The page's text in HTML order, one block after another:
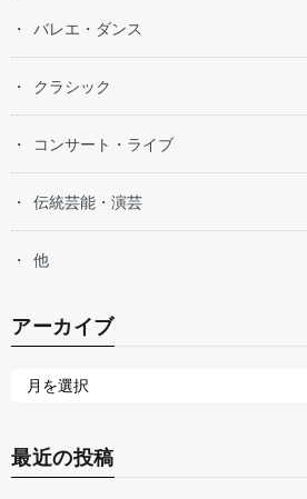
バレエ・ダンス
クラシック
コンサート・ライブ
伝統芸能・演芸
他
アーカイブ
最近の投稿